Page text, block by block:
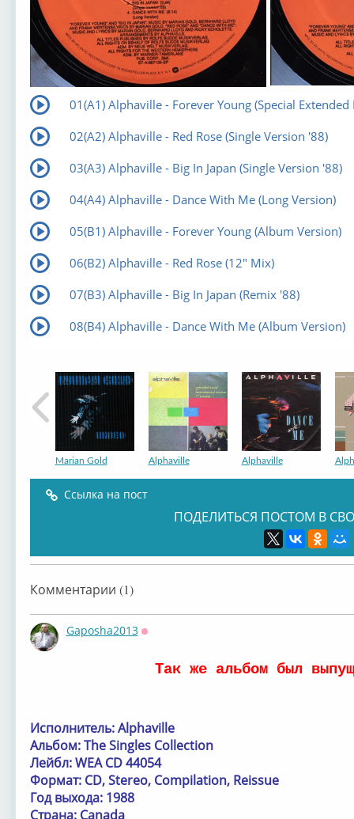
01(А1) Alphaville - Forever Young (Special Extended
02(А2) Alphaville - Red Rose (Single Version '88)
03(А3) Alphaville - Big In Japan (Single Version '88)
04(А4) Alphaville - Dance With Me (Long Version)
05(В1) Alphaville - Forever Young (Album Version)
06(В2) Alphaville - Red Rose (12" Mix)
07(В3) Alphaville - Big In Japan (Remix '88)
08(В4) Alphaville - Dance With Me (Album Version)
Marian Gold Alphaville Alphaville
Alphaville
Ссылка на пост
ПОДЕЛИТЬСЯ ПОСТОМ В
Комментарии (1)
Gaposha2013
Так же альбом был
⁣Исполнитель: Alphaville
Альбом: The Singles Collection
Лейбл: WEA CD 44054
Формат: CD, Stereo, Compilation, Reissue
Год выхода: 1988
Страна: Canada